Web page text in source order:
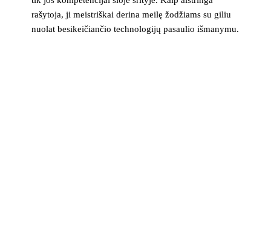
rašytoja, ji meistriškai derina meilę žodžiams su giliu
nuolat besikeičiančio technologijų pasaulio išmanymu.